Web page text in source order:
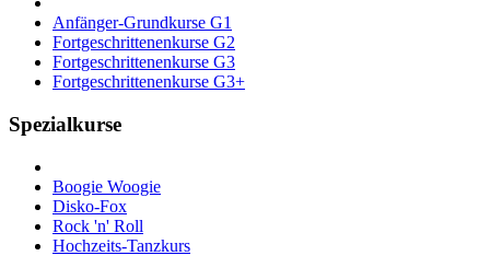
Anfänger-Grundkurse G1
Fortgeschrittenenkurse G2
Fortgeschrittenenkurse G3
Fortgeschrittenenkurse G3+
Spezialkurse
Boogie Woogie
Disko-Fox
Rock 'n' Roll
Hochzeits-Tanzkurs